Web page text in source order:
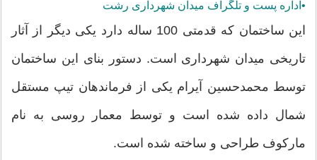
•اداره پست و تلگراف میدان شهرداری رشت
این ساختمان که قدمتی 100 ساله دارد یکی دیگر از آثار
تاریخی میدان شهرداری است. دستور بنای این ساختمان
توسط محمدحسین آیرام یکی از فرماندهان تیپ مستقل
شمال داده شده است و توسط معمار روسی به نام
مارکوف طراحی و ساخته شده است.